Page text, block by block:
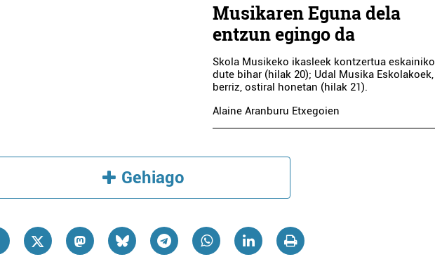
Musikaren Eguna dela
entzun egingo da
Skola Musikeko ikasleek kontzertua eskainiko
dute bihar (hilak 20); Udal Musika Eskolakoek,
berriz, ostiral honetan (hilak 21).
Alaine Aranburu Etxegoien
Gehiago
Supermerkatuak
EROSKI LEZO ZAMALBIDE JATETXEA